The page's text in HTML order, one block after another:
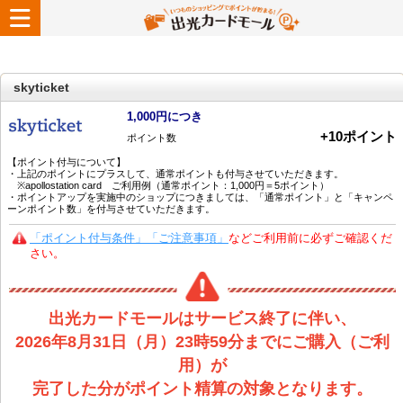
skyticket
1,000円につき
ポイント数 +10ポイント
【ポイント付与について】
・上記のポイントにプラスして、通常ポイントも付与させていただきます。
※apollostation card ご利用例（通常ポイント：1,000円＝5ポイント）
・ポイントアップを実施中のショップにつきましては、「通常ポイント」と「キャンペ
ーンポイント数」を付与させていただきます。
「ポイント付与条件」「ご注意事項」 などご利用前に必ずご確認くだ
さい。
出光カードモールはサービス終了に伴い、
2026年8月31日（月）23時59分までにご購入（ご利
用）が
完了した分がポイント精算の対象となります。